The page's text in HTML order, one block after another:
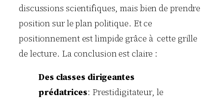
discussions scientifiques, mais bien de prendre
position sur le plan politique. Et ce
positionnement est limpide grâce à cette grille
de lecture. La conclusion est claire :
Des classes dirigeantes
prédatrices: Prestidigitateur, le